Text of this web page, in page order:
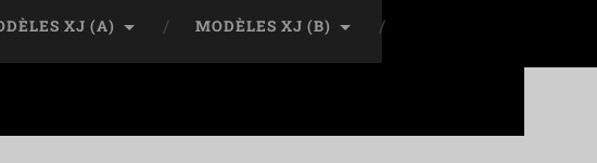
XJ (A) MODÈLES XJ (B)